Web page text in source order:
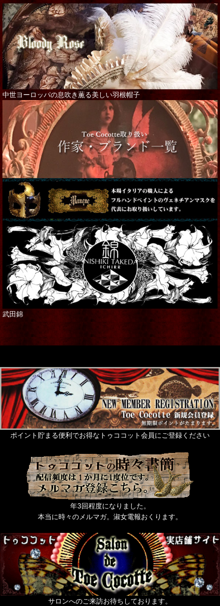
中世ヨーロッパの息吹き薫る美しい羽根帽子
武田錦
ポイント貯まる便利でお得なトゥココット会員にご登録ください
年3回程度になりました。
本当に時々のメルマガ。淑女電報おくります。
サロンへのご来訪お待ちしております。